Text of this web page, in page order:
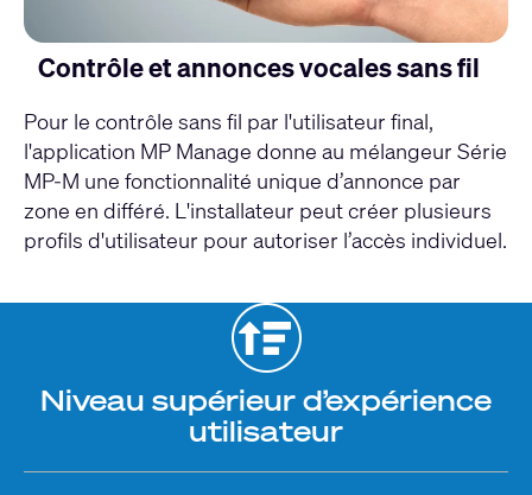
Contrôle et annonces vocales sans fil
Pour le contrôle sans fil par l'utilisateur final,
l'application MP Manage donne au mélangeur Série
MP-M une fonctionnalité unique d’annonce par
zone en différé. L'installateur peut créer plusieurs
profils d'utilisateur pour autoriser l’accès individuel.
Niveau supérieur d’expérience
utilisateur